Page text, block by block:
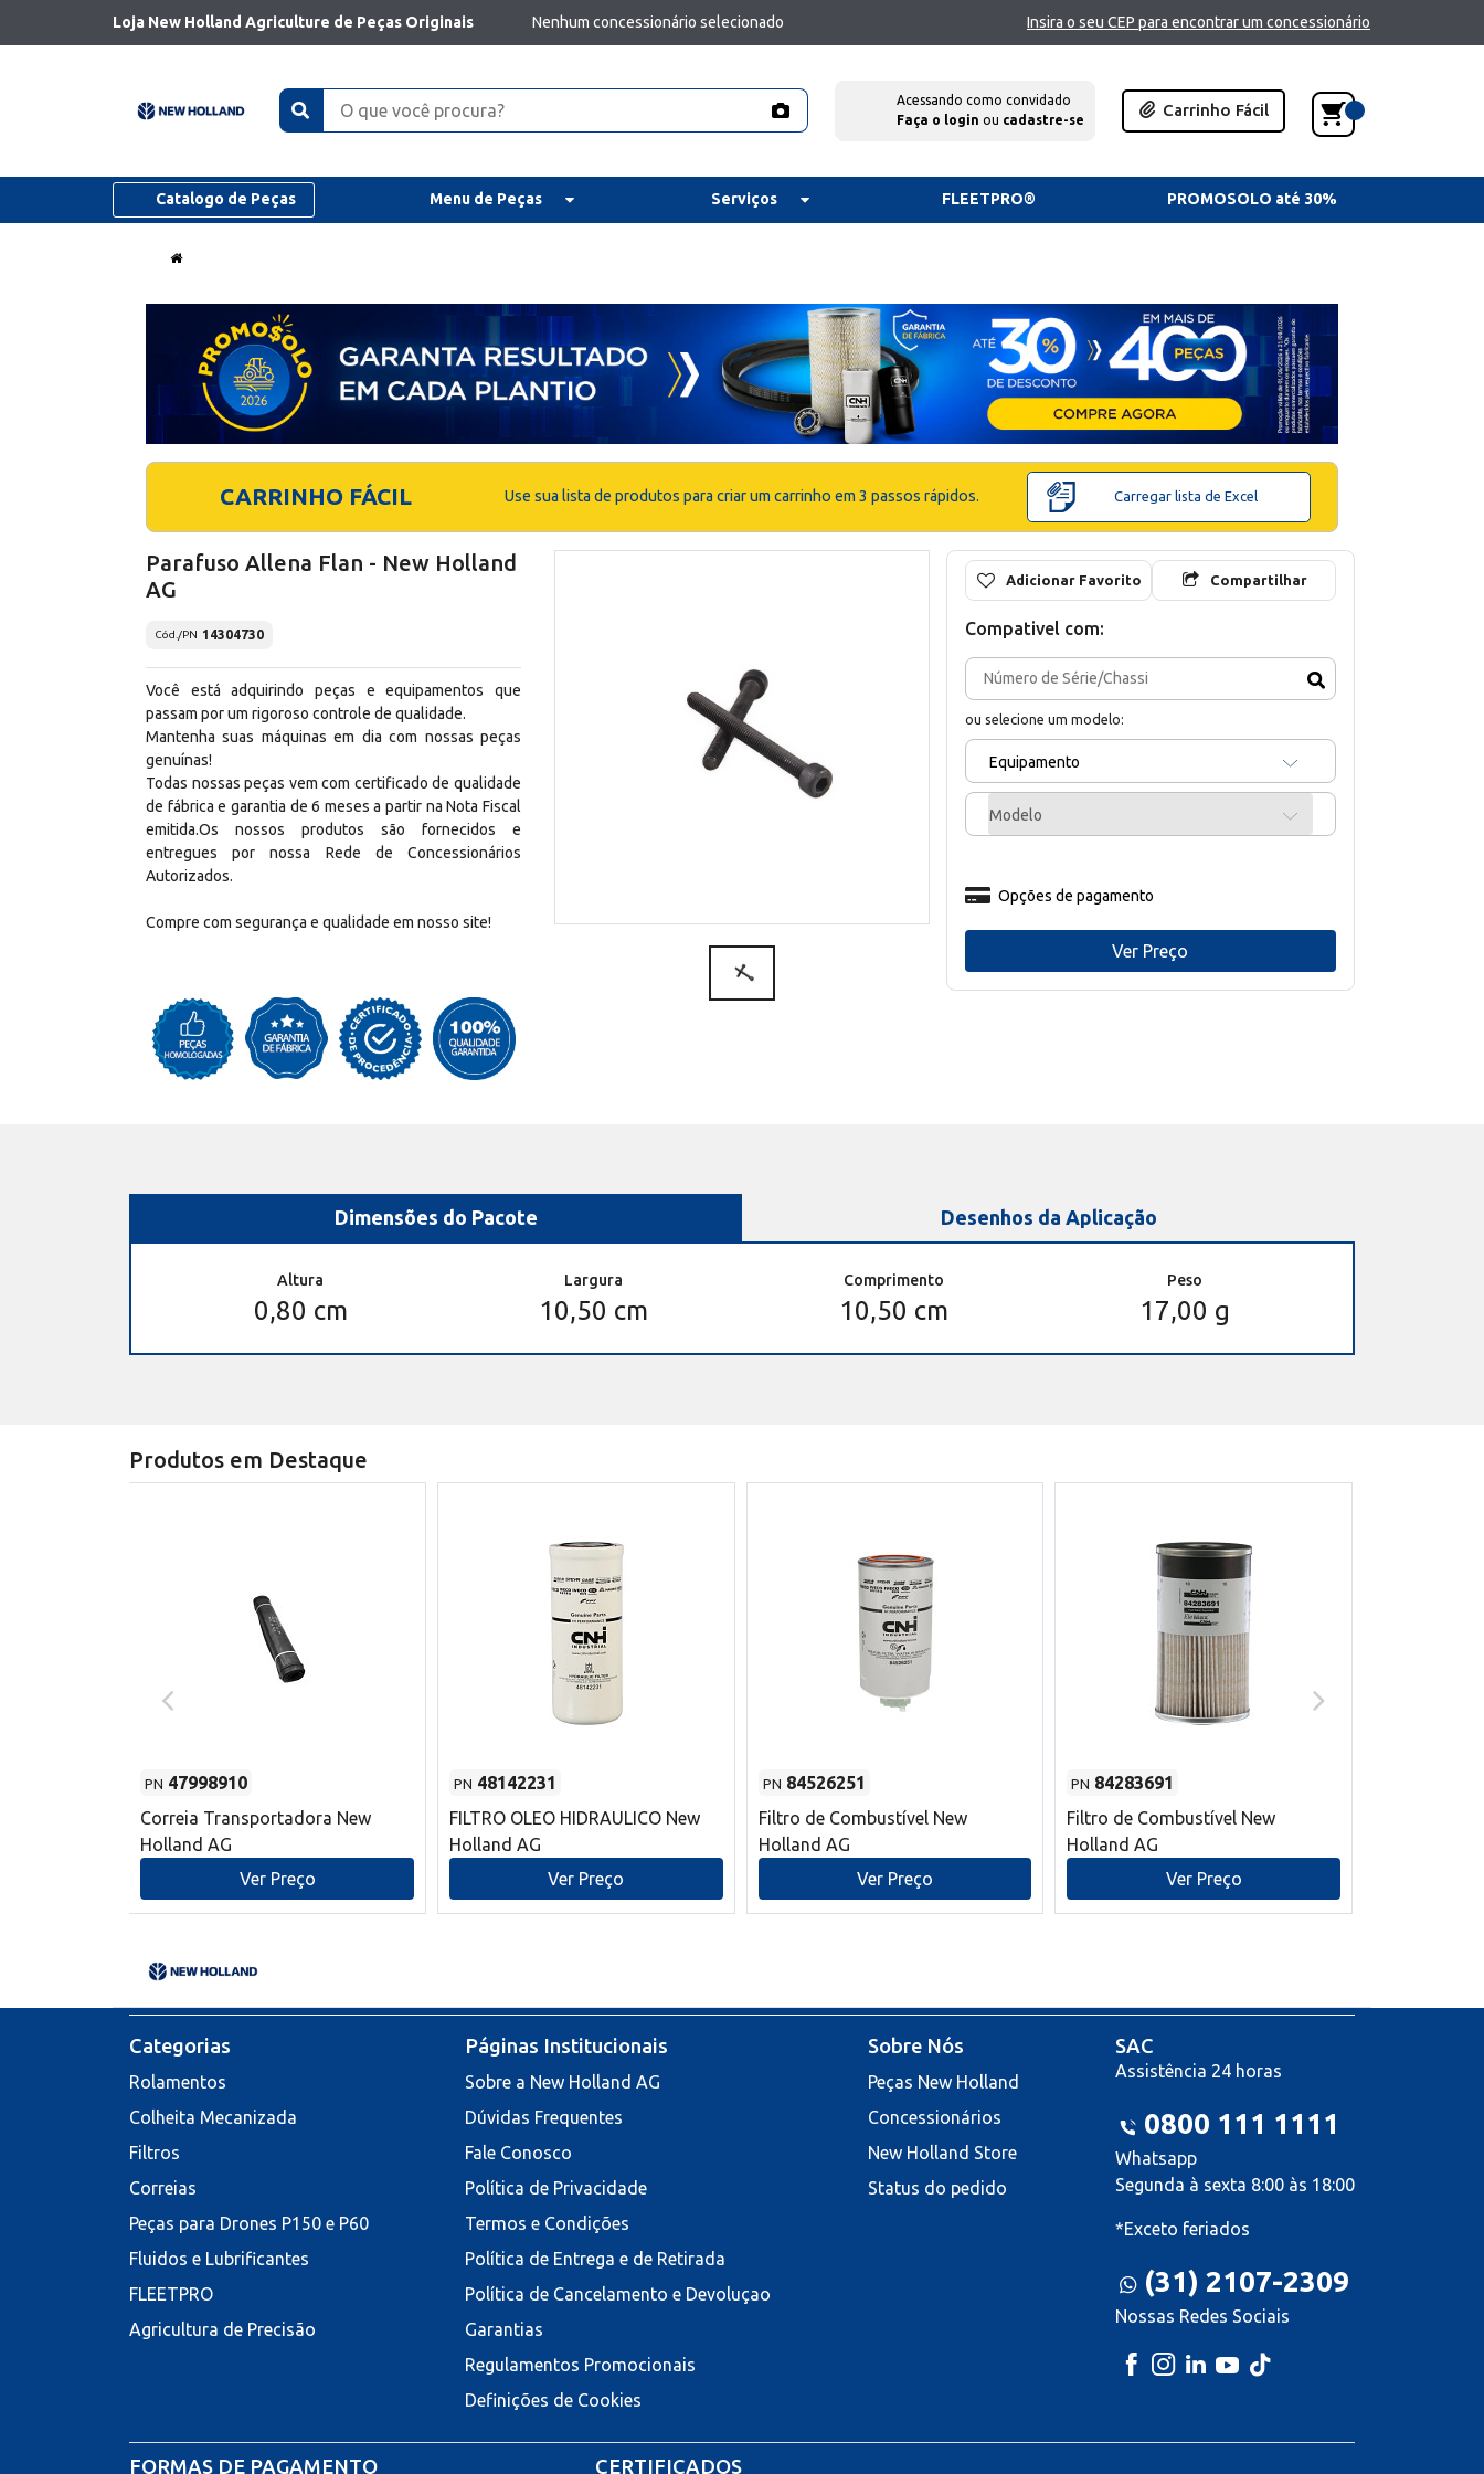
Loja New Holland Agriculture de Peças Originais Nenhum concessionário selecionado Insira o seu CEP para encontrar um concessionário
Acessando como convidado
Faça o login ou cadastre-se
Carrinho Fácil
Catalogo de Peças Menu de Peças Serviços FLEETPRO® PROMOSOLO até 30%
CARRINHO FÁCIL Use sua lista de produtos para criar um carrinho em 3 passos rápidos. Carregar lista de Excel
Parafuso Allena Flan - New Holland
AG
Cód./PN 14304730
Você está adquirindo peças e equipamentos que
passam por um rigoroso controle de qualidade.
Mantenha suas máquinas em dia com nossas peças
genuínas!
Todas nossas peças vem com certificado de qualidade
de fábrica e garantia de 6 meses a partir na Nota Fiscal
emitida.Os nossos produtos são fornecidos e
entregues por nossa Rede de Concessionários
Autorizados.
Compre com segurança e qualidade em nosso site!
Adicionar Favorito Compartilhar
Compativel com:
ou selecione um modelo:
Equipamento
Modelo
Opções de pagamento
Ver Preço
Dimensões do Pacote Desenhos da Aplicação
Altura
0,80 cm
Largura
10,50 cm
Comprimento
10,50 cm
Peso
17,00 g
Produtos em Destaque
PN 47998910
Correia Transportadora New
Holland AG
Ver Preço
PN 48142231
FILTRO OLEO HIDRAULICO New
Holland AG
Ver Preço
PN 84526251
Filtro de Combustível New
Holland AG
Ver Preço
PN 84283691
Filtro de Combustível New
Holland AG
Ver Preço
Categorias
Rolamentos
Colheita Mecanizada
Filtros
Correias
Peças para Drones P150 e P60
Fluidos e Lubrificantes
FLEETPRO
Agricultura de Precisão
Páginas Institucionais
Sobre a New Holland AG
Dúvidas Frequentes
Fale Conosco
Política de Privacidade
Termos e Condições
Política de Entrega e de Retirada
Política de Cancelamento e Devoluçao
Garantias
Regulamentos Promocionais
Definições de Cookies
Sobre Nós
Peças New Holland
Concessionários
New Holland Store
Status do pedido
SAC
Assistência 24 horas
0800 111 1111
Whatsapp
Segunda à sexta 8:00 às 18:00
*Exceto feriados
(31) 2107-2309
Nossas Redes Sociais
FORMAS DE PAGAMENTO CERTIFICADOS